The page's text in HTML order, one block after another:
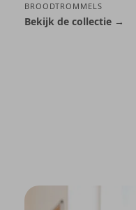
BROODTROMMELS
Bekijk de collectie →